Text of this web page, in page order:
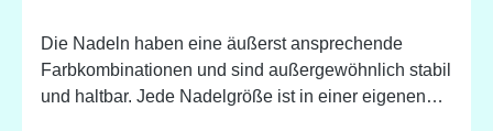
Die Nadeln haben eine äußerst ansprechende
Farbkombinationen und sind außergewöhnlich stabil
und haltbar. Jede Nadelgröße ist in einer eigenen